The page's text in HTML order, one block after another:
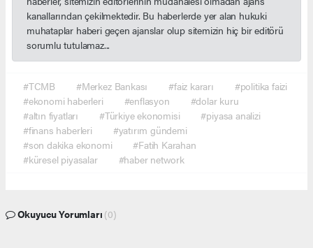
kanallarından çekilmektedir. Bu haberlerde yer alan hukuki
muhataplar haberi geçen ajanslar olup sitemizin hiç bir editörü
sorumlu tutulamaz...
#TCMB #Merkez Bankası #faiz kararı
#politika faizi
#ekonomi haberleri
#enflasyon
#dolar kuru
#altın fiyatları
#Türkiye ekonomisi
#piyasa analizi
#finans haberleri
#yatırım gündemi
#son dakika ekonomi
#Fatih Karahan
#küresel piyasalar
#haber network
Okuyucu Yorumları (0)